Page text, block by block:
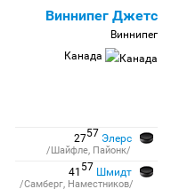
Виннипег Джетс
Виннипег
Канада
2757 Элерс
/Шайфле, Пайонк/
41 57 Шмидт
/Самберг, Наместников/